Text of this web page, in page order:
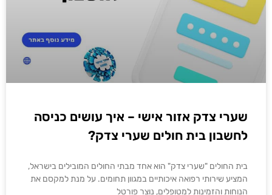
שערי צדק אזור אישי – איך עושים כניסה
לחשבון בית חולים שערי צדק?
בית החולים "שערי צדק" הוא אחד מבתי החולים המובילים בישראל,
המציע שירותי רפואה איכותיים במגוון תחומים. על מנת למקסם את
הנוחות והזמינות למטופלים, נוצר פורטל